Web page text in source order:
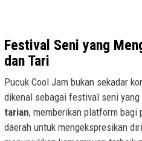
Festival Seni yang
dan Tari
Pucuk Cool Jam bukan sekadar
dikenal sebagai festival seni yang
tarian, memberikan platform bagi
daerah untuk mengekspresikan